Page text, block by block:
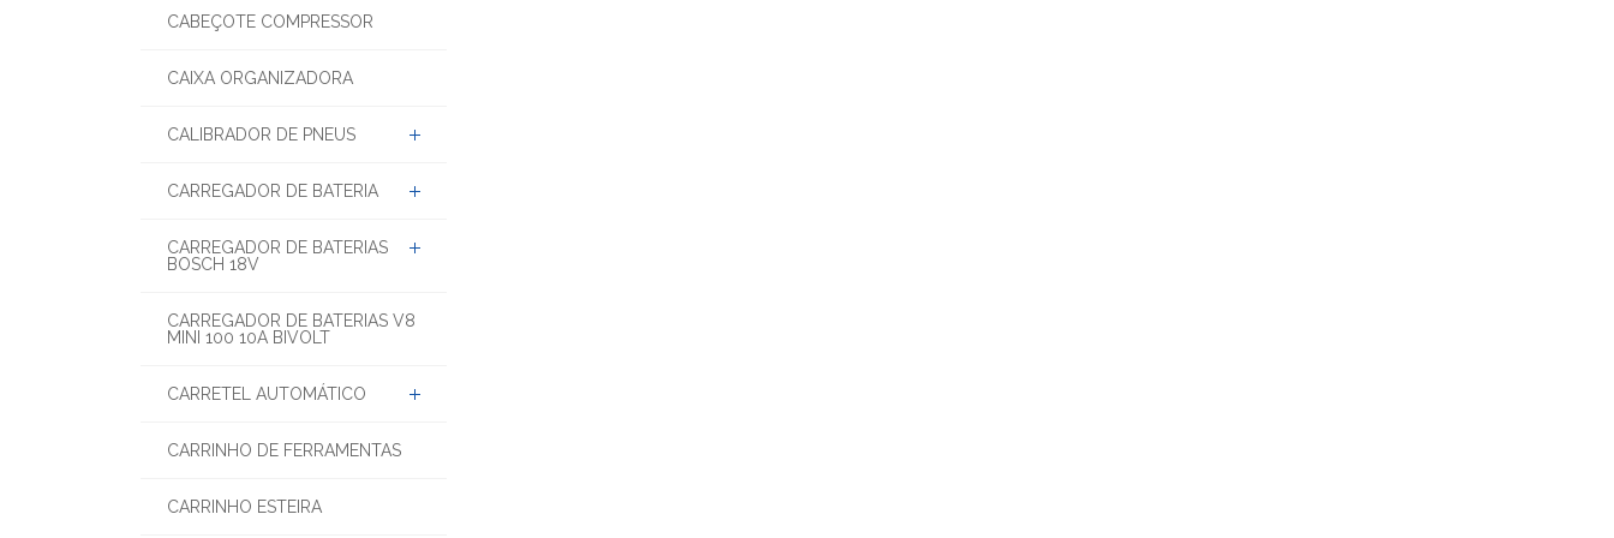
CABEÇOTE COMPRESSOR
CAIXA ORGANIZADORA
CALIBRADOR DE PNEUS
CARREGADOR DE BATERIA
CARREGADOR DE BATERIAS
BOSCH 18V
CARREGADOR DE BATERIAS V8
MINI 100 10A BIVOLT
CARRETEL AUTOMÁTICO
CARRINHO DE FERRAMENTAS
CARRINHO ESTEIRA